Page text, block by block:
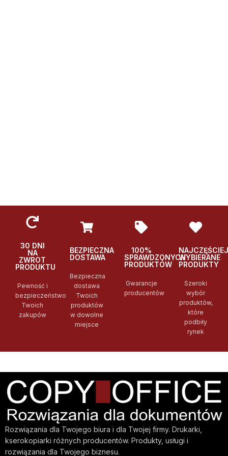
30 DNI
NA
ZWROT
PRODUKTU
Pewność i
bezpieczeństwo
Twoich
zakupów
BEZPIECZNA
DOSTAWA
Bezpieczna
dostawa
Twoich
produktów
w dowolne
miejsce
100%
SPRAWDZONYCH
PRODUKTÓW
Gwarancje
producentów
NAJCZĘŚCIEJ
WYBIERANE
PRODUKTY
Szeroki
wybór
produktów,
które
podbiły
rynek
Rozwiązania dla Twojego biura i dla Twojej firmy. Drukarki,
kserokopiarki różnych producentów. Produkty, usługi i
rozwiązania dla Twojego biznesu.